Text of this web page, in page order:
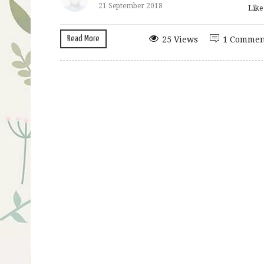
21 September 2018 Like
Read More 1
25 Views